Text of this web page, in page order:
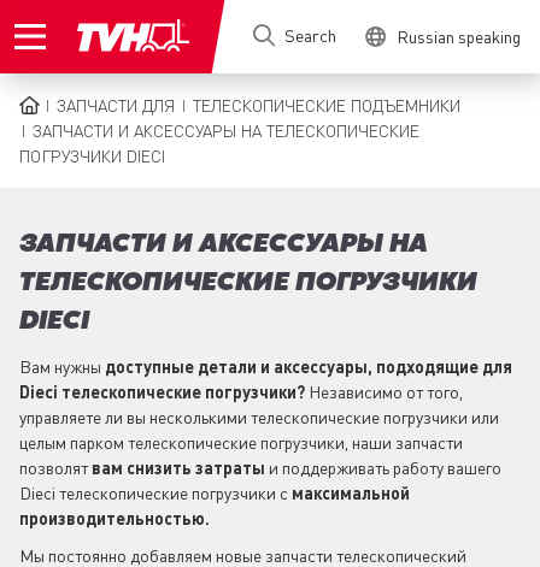
to
Search Russian speaking
BREADCRUMB
ЗАПЧАСТИ ДЛЯ
ТЕЛЕСКОПИЧЕСКИЕ ПОДЪЕМНИКИ
ЗАПЧАСТИ И АКСЕССУАРЫ НА ТЕЛЕСКОПИЧЕСКИЕ
ПОГРУЗЧИКИ DIECI
ЗАПЧАСТИ И АКСЕССУАРЫ НА
ТЕЛЕСКОПИЧЕСКИЕ ПОГРУЗЧИКИ
DIECI
Вам нужны доступные детали и аксессуары, подходящие для
Dieci телескопические погрузчики? Независимо от того,
управляете ли вы несколькими телескопические погрузчики или
целым парком телескопические погрузчики, наши запчасти
позволятвам снизить затраты и поддерживать работу вашего
Dieci телескопические погрузчики с максимальной
производительностью.
Мы постоянно добавляем новые запчасти телескопический